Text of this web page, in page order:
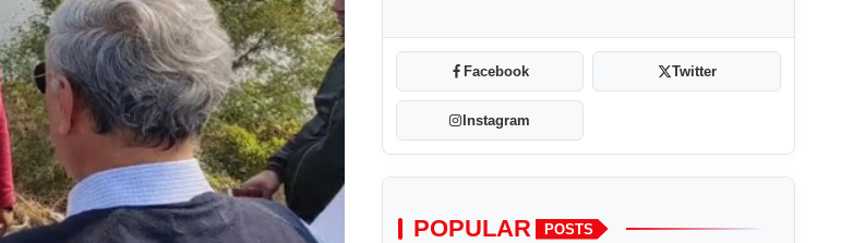
Facebook Twitter
Instagram
POPULAR POSTS